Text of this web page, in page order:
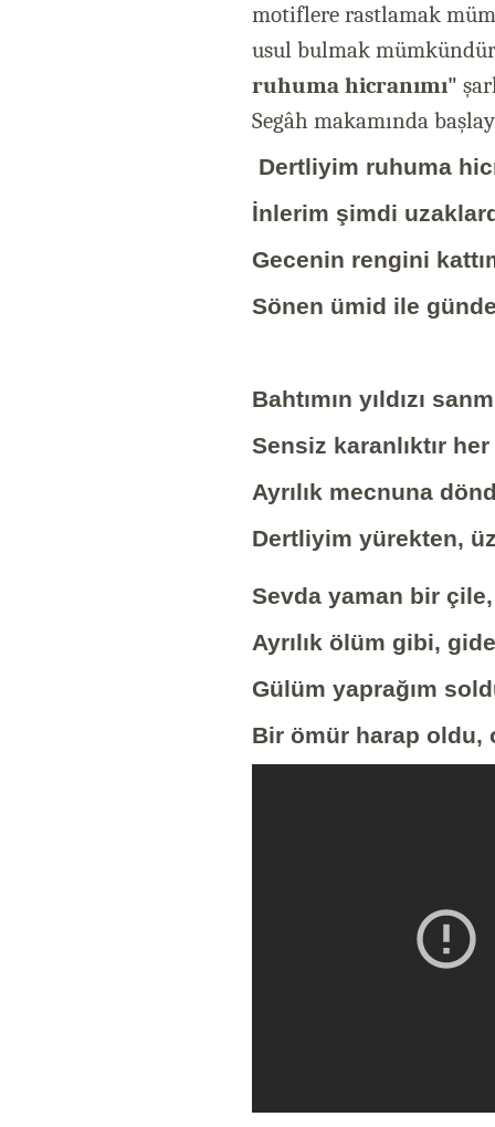
motiflere rastlamak
usul bulmak
ruhuma hicranımı"
Segâh makamında
Dertliyim ruhuma
İnlerim şimdi
Gecenin rengini
Sönen ümid ile
Bahtımın yıldızı
Sensiz karanlıktır
Ayrılık mecnuna
Dertliyim yürekten,
Sevda yaman bir
Ayrılık ölüm gibi,
Gülüm yaprağım
Bir ömür harap oldu,